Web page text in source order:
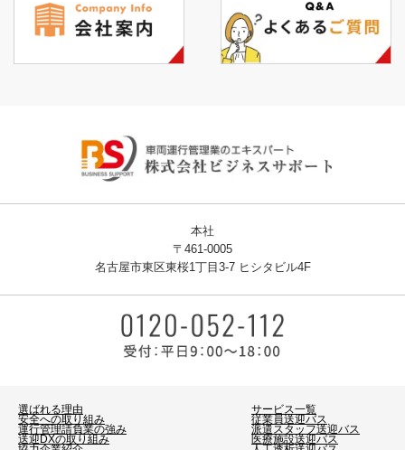
選ばれる理由
安全への取り組み
運行管理請負業の強み
送迎DXの取り組み
サービス一覧
従業員送迎バス
派遣スタッフ送迎バス
医療施設送迎バス
本社
〒461-0005
名古屋市東区東桜1丁目3-7 ヒシタビル4F